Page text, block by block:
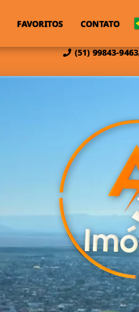
(51) 99843-9463
FAVORITOS CONTATO